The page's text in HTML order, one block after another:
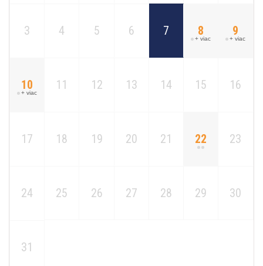
3 4 5 6 7 8
+ viac
9
+ viac
10
+ viac
11 12 13 14 15 16
17 18 19 20 21 22 23
24 25 26 27 28 29 30
31